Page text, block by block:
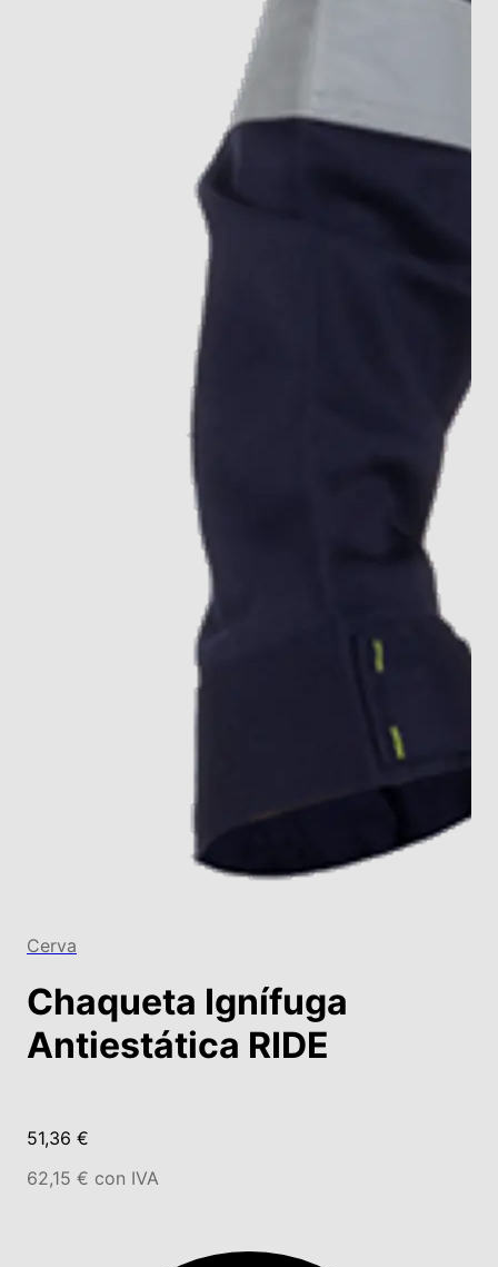
Cerva
Chaqueta Ignífuga
Antiestática RIDE
51,36 €
62,15 € con IVA